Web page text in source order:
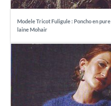
Modele Tricot Fuligule : Poncho en pure
laine Mohair